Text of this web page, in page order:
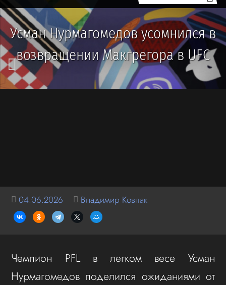
Усман Нурмагомедов усомнился в
возвращении Макгрегора в UFC
04.06.2026 Владимир Ковпак
Чемпион PFL в легком весе Усман
Нурмагомедов поделился ожиданиями от